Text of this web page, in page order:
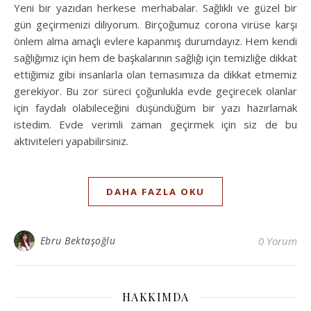
Yeni bir yazıdan herkese merhabalar. Sağlıklı ve güzel bir
gün geçirmenizi diliyorum. Birçoğumuz corona virüse karşı
önlem alma amaçlı evlere kapanmış durumdayız. Hem kendi
sağlığımız için hem de başkalarının sağlığı için temizliğe dikkat
ettiğimiz gibi insanlarla olan temasımıza da dikkat etmemiz
gerekiyor. Bu zor süreci çoğunlukla evde geçirecek olanlar
için faydalı olabileceğini düşündüğüm bir yazı hazırlamak
istedim. Evde verimli zaman geçirmek için siz de bu
aktiviteleri yapabilirsiniz.
DAHA FAZLA OKU
Ebru Bektaşoğlu 0 Yorum
HAKKIMDA